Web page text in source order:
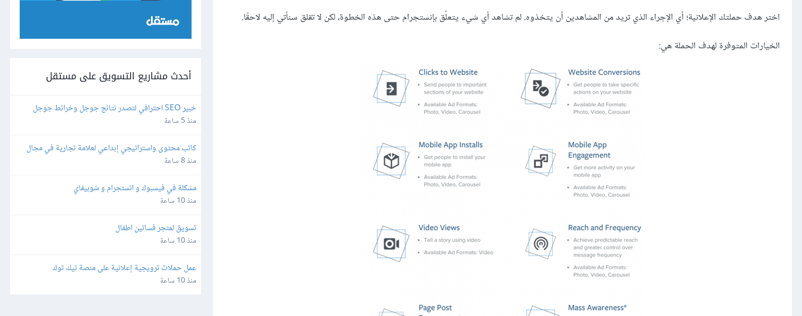
اختر هدف حملتك الإعلانية؛ أي الإجراء الذي تريد من المشاهدين أن يتخذوه. لم تشاهد أي شيء يتعلّق بإنستجرام حتى هذه الخطوة، لكن لا تقلق سنأتي إليه لاحقًا.
الخيارات المتوفرة لهدف الحملة هي:
أحدث مشاريع التسويق على مستقل
خبير SEO احترافي لتصدر نتائج جوجل وخرائط جوجل
منذ 5 ساعة
التجارة الإلكترونية
منذ 8 ساعة
مشكلة في فيسبوك و انستجرام و شوبيفاي
منذ 10 ساعة
تسويق لمتجر فساتين اطفال
منذ 10 ساعة
عمل حملات ترويجية إعلانية على منصة تيك توك
منذ 10 ساعة